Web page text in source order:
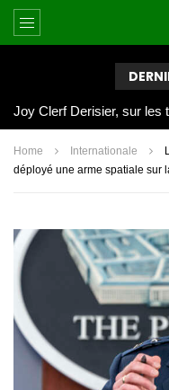
Home Internationale
déployé une arme spatiale sur